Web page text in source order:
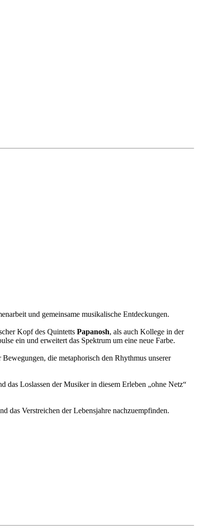
und gemeinsame musikalische Entdeckungen.
Kopf des Quintetts Papanosh, als auch Kollege in der
ein und erweitert das Spektrum um eine neue Farbe.
Bewegungen, die metaphorisch den Rhythmus unserer
das Loslassen der Musiker in diesem Erleben „ohne Netz“
das Verstreichen der Lebensjahre nachzuempfinden.